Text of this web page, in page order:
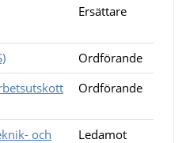
Ersättare
Ordförande
Ordförande
och
Ledamot